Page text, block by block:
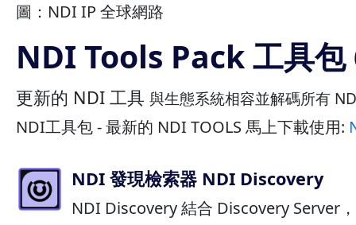
圖：NDI IP 全球網路
NDI Tools Pack 工具包
更新的 NDI 工具 與生態系統相容並解碼所有
NDI工具包 - 最新的 NDI TOOLS 馬上下載使用:
NDI 發現檢索器 NDI Discovery
NDI Discovery 結合 Discovery Server